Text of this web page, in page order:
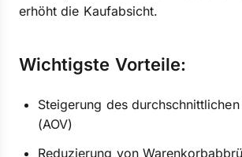
erhöht die Kaufabsicht.
Wichtigste Vorteile:
Steigerung des
(AOV)
Reduzierung von